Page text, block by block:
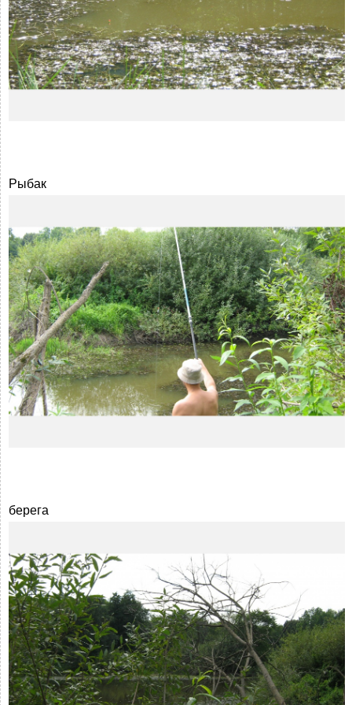
Рыбак
берега